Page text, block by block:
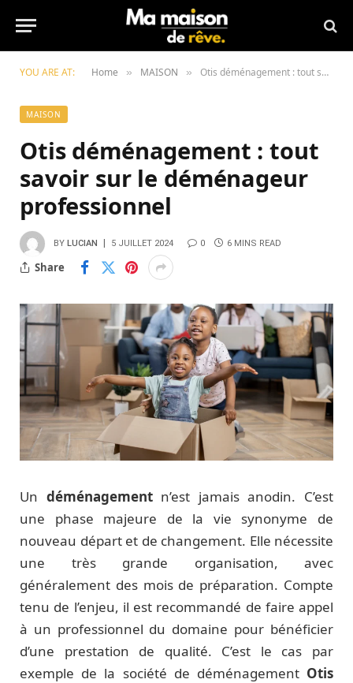
YOU ARE AT: Home » MAISON » Otis déménagement : tout savoir sur le déménageur professionnel
MAISON
Otis déménagement : tout
savoir sur le déménageur
professionnel
BY LUCIAN 5 JUILLET 2024 0 6 MINS READ
Share
Un déménagementn’est jamais anodin. C’est
une phase majeure de la vie synonyme de
nouveau départ et de changement. Elle nécessite
une très grande organisation, avec
généralement des mois de préparation. Compte
tenu de l’enjeu, il est recommandé de faire appel
à un professionnel du domaine pour bénéficier
d’une prestation de qualité. C’est le cas par
exemple de la société de déménagement Otis